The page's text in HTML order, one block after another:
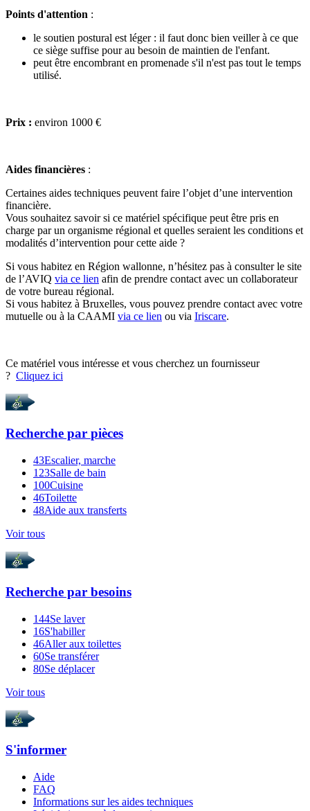
Points d'attention :
le soutien postural est léger : il faut donc bien veiller à ce que
ce siège suffise pour au besoin de maintien de l'enfant.
peut être encombrant en promenade s'il n'est pas tout le temps
utilisé.
Prix : environ 1000 €
Aides financières :
Certaines aides techniques peuvent faire l’objet d’une intervention
financière.
Vous souhaitez savoir si ce matériel spécifique peut être pris en
charge par un organisme régional et quelles seraient les conditions et
modalités d’intervention pour cette aide ?
Si vous habitez en Région wallonne, n’hésitez pas à consulter le site
de l’AVIQ via ce lien afin de prendre contact avec un collaborateur
de votre bureau régional.
Si vous habitez à Bruxelles, vous pouvez prendre contact avec votre
mutuelle ou à la CAAMI via ce lien ou via Iriscare.
Ce matériel vous intéresse et vous cherchez un fournisseur
? Cliquez ici
Recherche par pièces
43Escalier, marche
123Salle de bain
100Cuisine
46Toilette
48Aide aux transferts
Voir tous
Recherche par besoins
144Se laver
16S'habiller
46Aller aux toilettes
60Se transférer
80Se déplacer
Voir tous
S'informer
Aide
FAQ
Informations sur les aides techniques